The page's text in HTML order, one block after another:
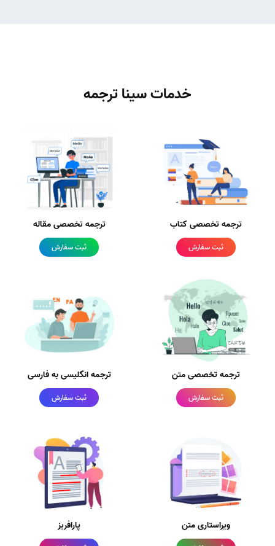
خدمات سینا ترجمه
ترجمه تخصصی کتاب
ثبت سفارش
ترجمه تخصصی مقاله
ثبت سفارش
ترجمه تخصصی متن
ثبت سفارش
ترجمه انگلیسی به فارسی
ثبت سفارش
ویراستاری متن پارافریز